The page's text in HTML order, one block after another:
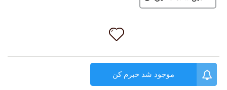
موجود شد خبرم کن